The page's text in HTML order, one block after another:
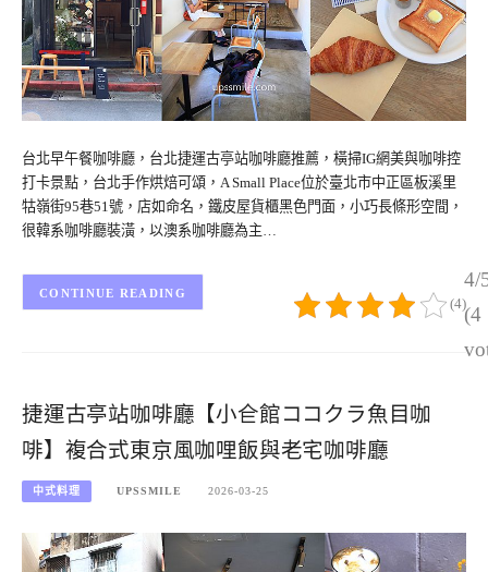
台北早午餐咖啡廳，台北捷運古亭站咖啡廳推薦，橫掃IG網美與咖啡控
打卡景點，台北手作烘焙可頌，A Small Place位於臺北市中正區板溪里
牯嶺街95巷51號，店如命名，鐵皮屋貨櫃黑色門面，小巧長條形空間，
很韓系咖啡廳裝潢，以澳系咖啡廳為主…
4/
(4
(4)
CONTINUE READING
捷運古亭站咖啡廳【小仺館ココクラ魚目咖
啡】複合式東京風咖哩飯與老宅咖啡廳
中式料理 UPSSMILE 2026-03-25